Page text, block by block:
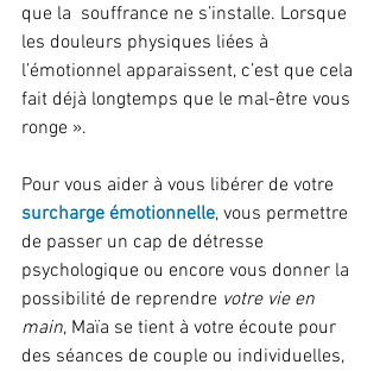
que la  souffrance ne s’installe. Lorsque
les douleurs physiques liées à
l’émotionnel apparaissent, c’est que cela
fait déjà longtemps que le mal-être vous
ronge ».
Pour vous aider à vous libérer de votre
surcharge émotionnelle, vous permettre
de passer un cap de détresse
psychologique ou encore vous donner la
possibilité de reprendre votre vie en
main, Maïa se tient à votre écoute pour
des séances de couple ou individuelles,